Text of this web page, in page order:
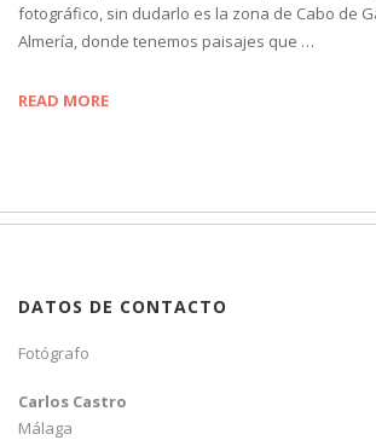
fotográfico, sin dudarlo es la zona de Cabo de
Almería, donde tenemos paisajes que …
READ MORE
DATOS DE CONTACTO
Fotógrafo
Carlos Castro
Málaga